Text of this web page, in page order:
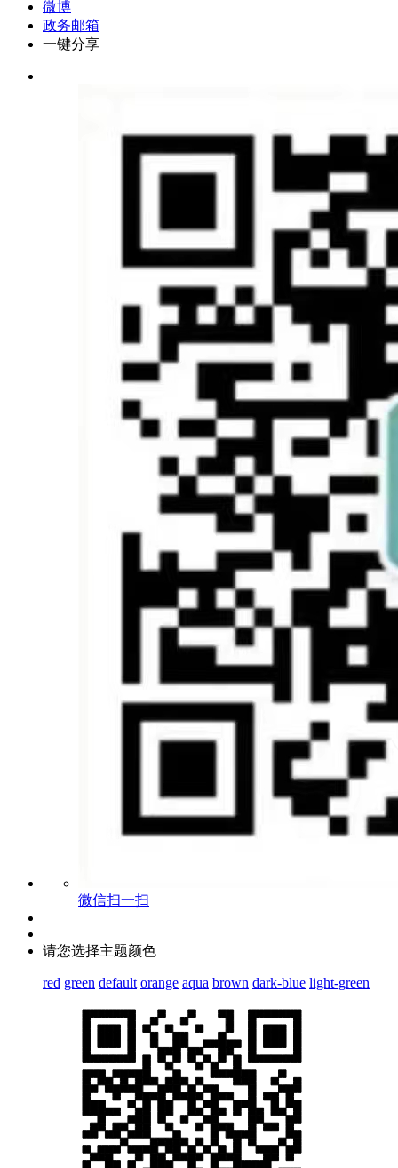
微博
政务邮箱
一键分享
微信扫一扫
请您选择主题颜色
red green default orange aqua brown dark-blue light-green